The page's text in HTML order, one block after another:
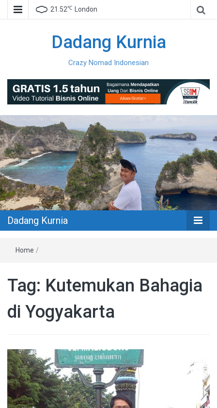
21.52℃ London
Dadang Kurnia
Crazy Nomad Indonesian
Dadang Kurnia
Home /
Tag: Kutemukan Bahagia
di Yogyakarta